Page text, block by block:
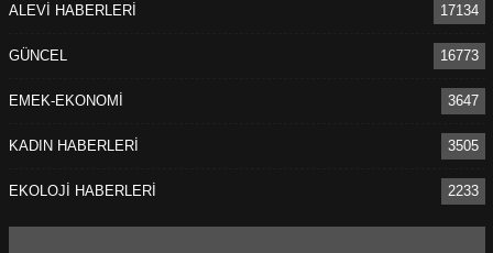
ALEVİ HABERLERİ 17134
GÜNCEL 16773
EMEK-EKONOMİ 3647
KADIN HABERLERİ 3505
EKOLOJİ HABERLERİ 2233